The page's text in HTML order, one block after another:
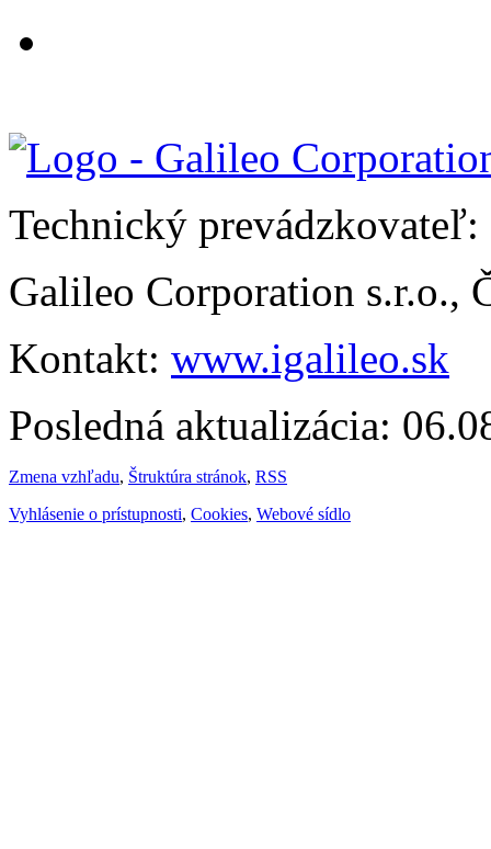
Technický prevádzkovateľ:
Galileo Corporation s.r.o.,
Kontakt: www.igalileo.sk
Posledná aktualizácia:
Zmena vzhľadu, Štruktúra stránok, RSS
Vyhlásenie o prístupnosti, Cookies, Webové sídlo